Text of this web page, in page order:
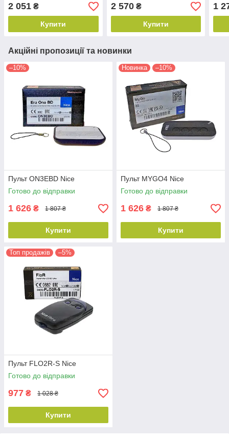
2 051 ₴
Купити
2 570₴
Купити
1
Акційні пропозиції та новинки
–10%
Пульт ON3EBD Nice
Готово до відправки
1 626 ₴ 1 807 ₴
Купити
Новинка –10%
Пульт MYGO4 Nice
Готово до відправки
1 626 ₴ 1 807 ₴
Купити
Топ продажів –5%
Пульт FLO2R-S Nice
Готово до відправки
977 ₴ 1 028 ₴
Купити